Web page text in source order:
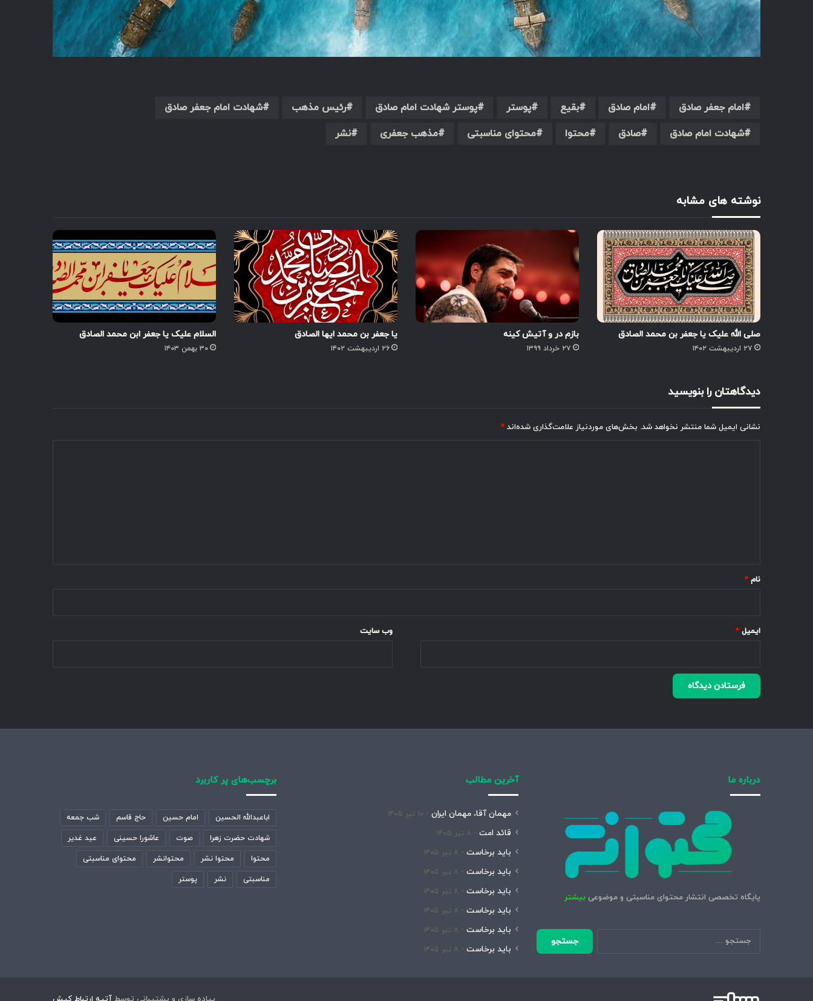
امام جعفر صادق امام صادق بقیع پوستر پوستر شهادت امام صادق رئیس مذهب
شهادت امام جعفر صادق
شهادت امام صادق
صادق محتوا محتوای مناسبتی مذهب جعفری نشر
نوشته های مشابه
صلی الله علیک یا جعفر بن محمد الصادق
۲۷ اردیبهشت ۱۴۰۲
بازم در و آتیش کینه
۲۷ خرداد ۱۳۹۹
یا جعفر بن محمد ایها الصادق
۲۶ اردیبهشت ۱۴۰۲
السلام علیک یا جعفر ابن محمد الصادق
۳۰ بهمن ۱۴۰۳
دیدگاهتان را بنویسید
نشانی ایمیل شما منتشر نخواهد شد. بخش‌های موردنیاز علامت‌گذاری شده‌اند *
نام *
ایمیل * وب‌ سایت
درباره ما
پایگاه تخصصی انتشار محتوای مناسبتی و موضوعی بیشتر
جستجو
برای:
آخرین مطالب
مهمان آقا، مهمان ایران ۱۰ تیر ۱۴۰۵
قائد امت ۸ تیر ۱۴۰۵
باید برخاست ۸ تیر ۱۴۰۵
باید برخاست ۸ تیر ۱۴۰۵
باید برخاست ۸ تیر ۱۴۰۵
باید برخاست ۸ تیر ۱۴۰۵
باید برخاست ۸ تیر ۱۴۰۵
باید برخاست ۸ تیر ۱۴۰۵
برچسب‌های پر کاربرد
اباعبدالله الحسین امام حسین حاج قاسم شب جمعه
شهادت حضرت زهرا صوت عاشورا حسینی عید غدیر
محتوا محتوا نشر محتوانشر محتوای مناسبتی
مناسبتی نشر پوستر